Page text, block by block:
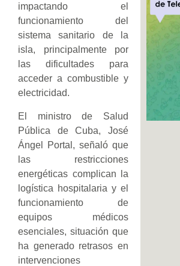
impactando el
funcionamiento del
sistema sanitario de la
isla, principalmente por
las dificultades para
acceder a combustible y
electricidad.
El ministro de Salud
Pública de Cuba, José
Ángel Portal, señaló que
las restricciones
energéticas complican la
logística hospitalaria y el
funcionamiento de
equipos médicos
esenciales, situación que
ha generado retrasos en
intervenciones